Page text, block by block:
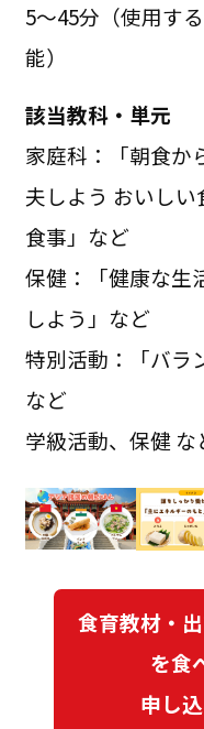
5～45分（使用す
能）
該当教科・単元
家庭科：「朝食か
夫しよう おいし
食事」など
保健：「健康な生
しよう」など
特別活動：「バラ
など
学級活動、保健 な
食育教材・
を食
申し